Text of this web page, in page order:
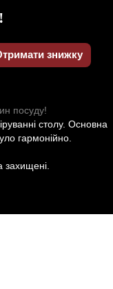
знижку
посуду!
столу. Основна
гармонійно.